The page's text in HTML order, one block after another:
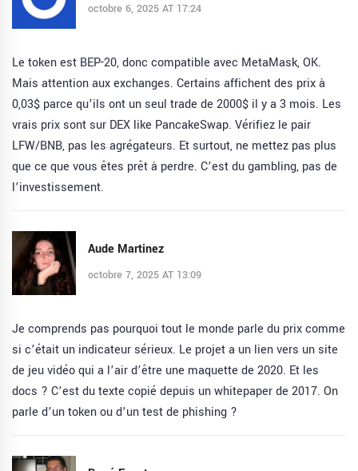
octobre 6, 2025 AT 17:24
Le token est BEP-20, donc compatible avec MetaMask, OK.
Mais attention aux exchanges. Certains affichent des prix à
0,03$ parce qu’ils ont un seul trade de 2000$ il y a 3 mois. Les
vrais prix sont sur DEX like PancakeSwap. Vérifiez le pair
LFW/BNB, pas les agrégateurs. Et surtout, ne mettez pas plus
que ce que vous êtes prêt à perdre. C’est du gambling, pas de
l’investissement.
Aude Martinez
octobre 7, 2025 AT 13:09
Je comprends pas pourquoi tout le monde parle du prix comme
si c’était un indicateur sérieux. Le projet a un lien vers un site
de jeu vidéo qui a l’air d’être une maquette de 2020. Et les
docs ? C’est du texte copié depuis un whitepaper de 2017. On
parle d’un token ou d’un test de phishing ?